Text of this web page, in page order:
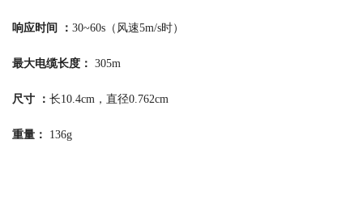
响应时间 ： 30~60s（风速5m/s时）
最大电缆长度： 305m
尺寸 ： 长10.4cm，直径0.762cm
重量： 136g